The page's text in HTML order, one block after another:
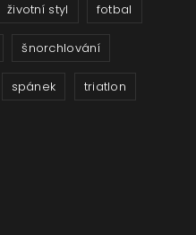
životní styl fotbal
šnorchlování
spánek triatlon